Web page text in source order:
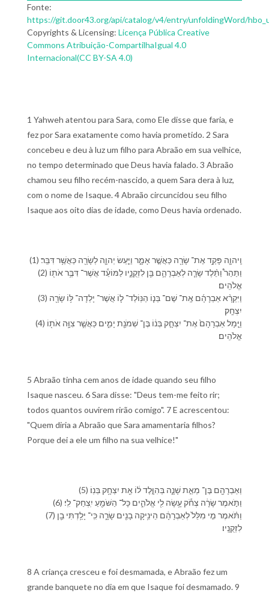
Fonte:
https://git.door43.org/api/catalog/v4/entry/unfoldingWord/
Copyrights & Licensing: Licença Pública Creative
Commons Atribuição-CompartilhaIgual 4.0
Internacional(CC BY-SA 4.0)
1 Yahweh atentou para Sara, como Ele disse que faria, e
fez por Sara exatamente como havia prometido. 2 Sara
concebeu e deu à luz um filho para Abraão em sua velhice,
no tempo determinado que Deus havia falado. 3 Abraão
chamou seu filho recém-nascido, a quem Sara dera à luz,
com o nome de Isaque. 4 Abraão circuncidou seu filho
Isaque aos oito dias de idade, como Deus havia ordenado.
(1) וַֽ⁠יהוָ֛ה פָּקַ֥ד אֶת־ שָׂרָ֖ה כַּ⁠אֲשֶׁ֣ר אָמָ֑ר וַ⁠יַּ֧עַשׂ יְהוָ֛ה לְ⁠שָׂרָ֖ה כַּ⁠אֲשֶׁ֥ר דִּבֵּֽר׃
(2) וַ⁠תַּהַר֩ וַ⁠תֵּ֨לֶד שָׂרָ֧ה לְ⁠אַבְרָהָ֛ם בֵּ֖ן לִ⁠זְקֻנָ֑י⁠ו לַ⁠מּוֹעֵ֕ד אֲשֶׁר־ דִּבֶּ֥ר אֹת֖⁠וֹ
אֱלֹהִֽים׃
(3) וַ⁠יִּקְרָ֨א אַבְרָהָ֜ם אֶֽת־ שֶׁם־ בְּנ֧⁠וֹ הַ⁠נּֽוֹלַד־ ל֛⁠וֹ אֲשֶׁר־ יָלְדָה־ לּ֥⁠וֹ שָׂרָ֖ה
יִצְחָֽק׃
(4) וַ⁠יָּ֤מָל אַבְרָהָם֙ אֶת־ יִצְחָ֣ק בְּנ֔⁠וֹ בֶּן־ שְׁמֹנַ֖ת יָמִ֑ים כַּ⁠אֲשֶׁ֛ר צִוָּ֥ה אֹת֖⁠וֹ
אֱלֹהִֽים׃
5 Abraão tinha cem anos de idade quando seu filho
Isaque nasceu. 6 Sara disse: "Deus tem-me feito rir;
todos quantos ouvirem rirão comigo". 7 E acrescentou:
"Quem diria a Abraão que Sara amamentaria filhos?
Porque dei a ele um filho na sua velhice!"
(5) וְ⁠אַבְרָהָ֖ם בֶּן־ מְאַ֣ת שָׁנָ֑ה בְּ⁠הִוָּ֣לֶד ל֔⁠וֹ אֵ֖ת יִצְחָ֥ק בְּנֽ⁠וֹ׃
(6) וַ⁠תֹּ֣אמֶר שָׂרָ֔ה צְחֹ֕ק עָ֥שָׂה לִ֖⁠י אֱלֹהִ֑ים כָּל־ הַ⁠שֹּׁמֵ֖עַ יִֽצְחַק־ לִֽ⁠י׃
(7) וַ⁠תֹּ֗אמֶר מִ֤י מִלֵּל֙ לְ⁠אַבְרָהָ֔ם הֵינִ֥יקָה בָנִ֖ים שָׂרָ֑ה כִּֽי־ יָלַ֥דְתִּי בֵ֖ן
לִ⁠זְקֻנָֽי⁠ו׃
8 A criança cresceu e foi desmamada, e Abraão fez um
grande banquete no dia em que Isaque foi desmamado. 9